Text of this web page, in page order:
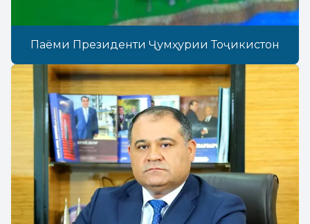
Паёми Президенти Ҷумҳурии Тоҷикистон